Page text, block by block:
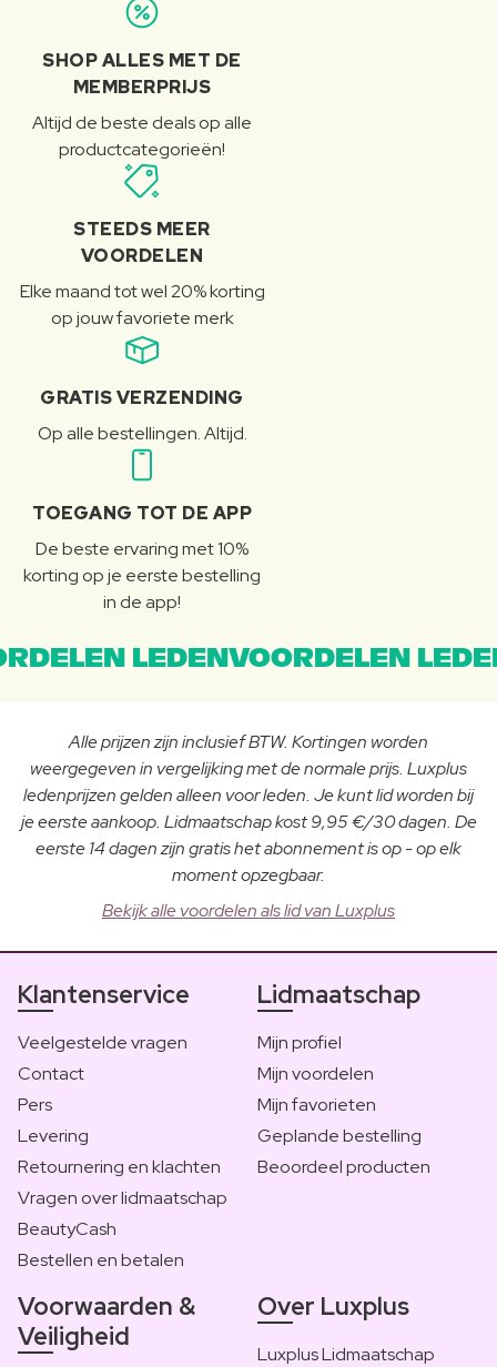
SHOP ALLES MET DE
MEMBERPRIJS
Altijd de beste deals op alle
productcategorieën!
STEEDS MEER
VOORDELEN
Elke maand tot wel 20% korting
op jouw favoriete merk
GRATIS VERZENDING
Op alle bestellingen. Altijd.
TOEGANG TOT DE APP
De beste ervaring met 10%
korting op je eerste bestelling
in de app!
LEDENVOORDELEN
Alle prijzen zijn inclusief BTW. Kortingen worden
weergegeven in vergelijking met de normale prijs. Luxplus
ledenprijzen gelden alleen voor leden. Je kunt lid worden bij
je eerste aankoop. Lidmaatschap kost 9,95 €/30 dagen. De
eerste 14 dagen zijn gratis het abonnement is op - op elk
moment opzegbaar.
Bekijk alle voordelen als lid van Luxplus
Klantenservice
Veelgestelde vragen
Contact
Pers
Levering
Retournering en klachten
Vragen over lidmaatschap
BeautyCash
Bestellen en betalen
Lidmaatschap
Mijn profiel
Mijn voordelen
Mijn favorieten
Geplande bestelling
Beoordeel producten
Voorwaarden &
Veiligheid
Over Luxplus
Luxplus Lidmaatschap